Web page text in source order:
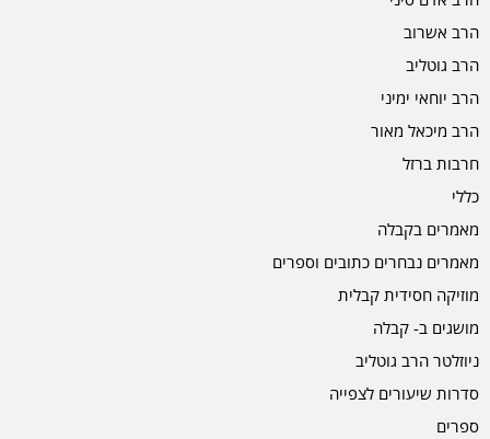
הרב אשרוב
הרב גוטליב
הרב יוחאי ימיני
הרב מיכאל מאור
חרבות ברזל
כללי
מאמרים בקבלה
מאמרים נבחרים כתובים וספרים
מוזיקה חסידית קבלית
מושגים ב- קבלה
ניוזלטר הרב גוטליב
סדרות שיעורים לצפייה
ספרים